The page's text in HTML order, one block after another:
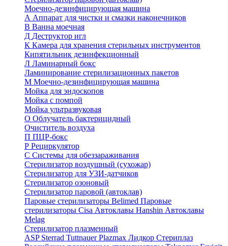
Моечно-дезинфицирующая машина
А Аппарат для чистки и смазки наконечников
В Ванна моечная
Д Деструктор игл
К Камера для хранения стерильных инструментов
Кипятильник дезинфекционный
Л Ламинарный бокс
Ламинирование стерилизационных пакетов
М Моечно-дезинфицирующая машина
Мойка для эндоскопов
Мойка с помпой
Мойка ультразвуковая
О Облучатель бактерицидный
Очиститель воздуха
П ПЦР-бокс
Р Рециркулятор
С Системы для обеззараживания
Стерилизатор воздушный (сухожар)
Стерилизатор для УЗИ-датчиков
Стерилизатор озоновый
Стерилизатор паровой (автоклав)
Паровые стерилизаторы Belimed Паровые
стерилизаторы Cisa Автоклавы Hanshin Автоклавы
Melag
Стерилизатор плазменный
ASP Sterrad Tuttnauer Plazmax Лидкор Стериплаз